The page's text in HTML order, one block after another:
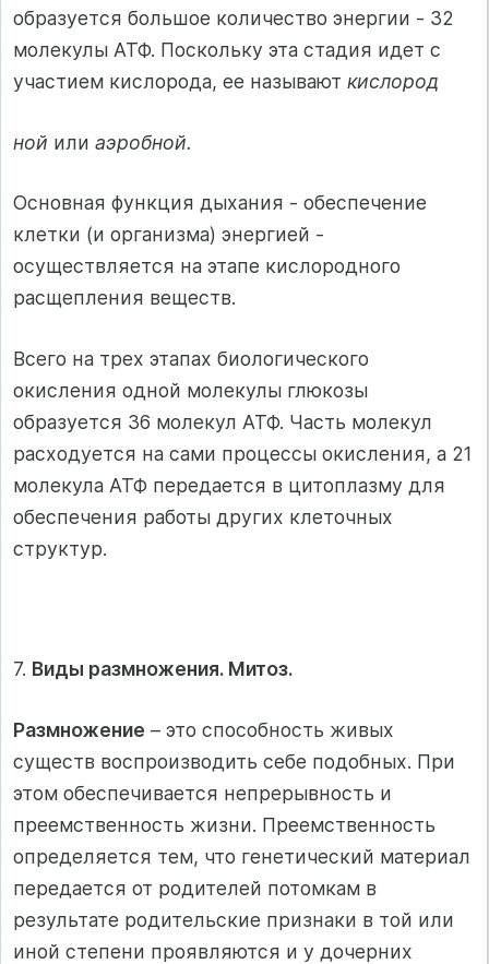
образуется большое количество энергии - 32
молекулы АТФ. Поскольку эта стадия идет с
участием кислорода, ее называют кислород­
ной или аэробной.
Основная функция дыхания - обеспечение
клетки (и организма) энер­гией -
осуществляется на этапе кислородного
расщепления веществ.
Всего на трех этапах биологического
окисления одной молекулы глюко­зы
образуется 36 молекул АТФ. Часть молекул
расходуется на сами процессы окисления, а 21
молекула АТФ передается в цитоплазму для
обеспечения ра­боты других клеточных
структур.
7. Виды размножения. Митоз.
Размножение – это способность живых
существ воспроизводить себе подобных. При
этом обеспечивается непрерывность и
преемственность жизни. Преемственность
определяется тем, что генетический материал
передается от родителей потомкам в
результате родительские признаки в той или
иной степени проявляются и у дочерних